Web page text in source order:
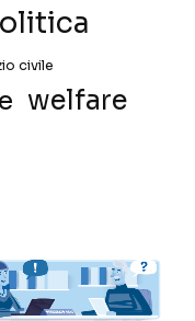
civile
welfare